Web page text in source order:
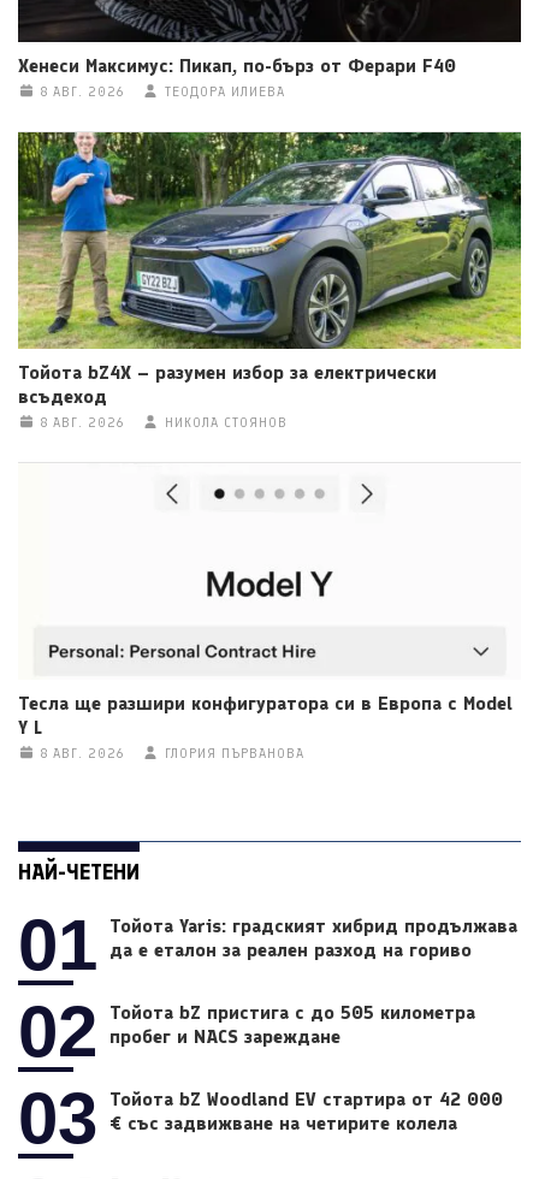
Хенеси Максимус: Пикап, по-бърз от Ферари F40
8 АВГ. 2026 ТЕОДОРА ИЛИЕВА
Тойота bZ4X – разумен избор за електрически
всъдеход
8 АВГ. 2026 НИКОЛА СТОЯНОВ
Тесла ще разшири конфигуратора си в Европа с Model
Y L
8 АВГ. 2026 ГЛОРИЯ ПЪРВАНОВА
НАЙ-ЧЕТЕНИ
01
Тойота Yaris: градският хибрид продължава
да е еталон за реален разход на гориво
02
Тойота bZ пристига с до 505 километра
пробег и NACS зареждане
03
Тойота bZ Woodland EV стартира от 42 000
€ със задвижване на четирите колела